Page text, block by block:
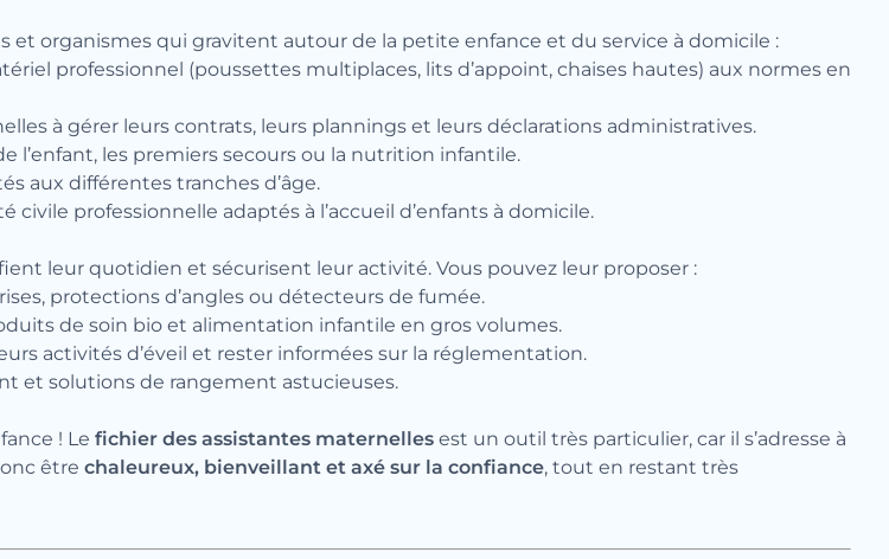
organismes qui gravitent autour de la petite enfance et du service à domicile :
professionnel (poussettes multiplaces, lits d’appoint, chaises hautes) aux normes en
à gérer leurs contrats, leurs plannings et leurs déclarations administratives.
l’enfant, les premiers secours ou la nutrition infantile.
aux différentes tranches d’âge.
professionnelle adaptés à l’accueil d’enfants à domicile.
leur quotidien et sécurisent leur activité. Vous pouvez leur proposer :
protections d’angles ou détecteurs de fumée.
de soin bio et alimentation infantile en gros volumes.
activités d’éveil et rester informées sur la réglementation.
et solutions de rangement astucieuses.
! Le fichier des assistantes maternelles est un outil très particulier, car il s’adresse à
être chaleureux, bienveillant et axé sur la confiance, tout en restant très